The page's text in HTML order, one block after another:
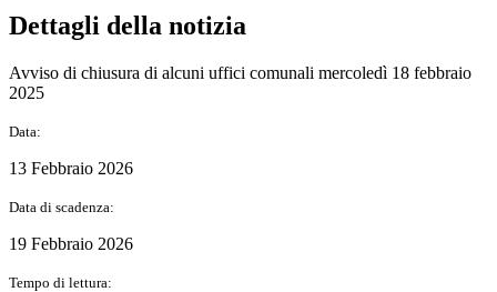
Dettagli della notizia
Avviso di chiusura di alcuni uffici comunali mercoledì 18 febbraio
2025
Data:
13 Febbraio 2026
Data di scadenza:
19 Febbraio 2026
Tempo di lettura: